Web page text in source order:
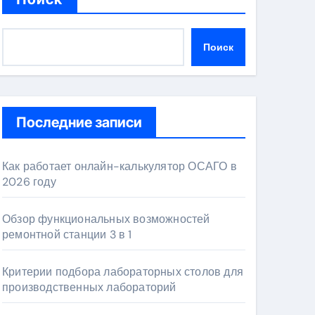
Поиск
Последние записи
Как работает онлайн-калькулятор ОСАГО в
2026 году
Обзор функциональных возможностей
ремонтной станции 3 в 1
Критерии подбора лабораторных столов для
производственных лабораторий